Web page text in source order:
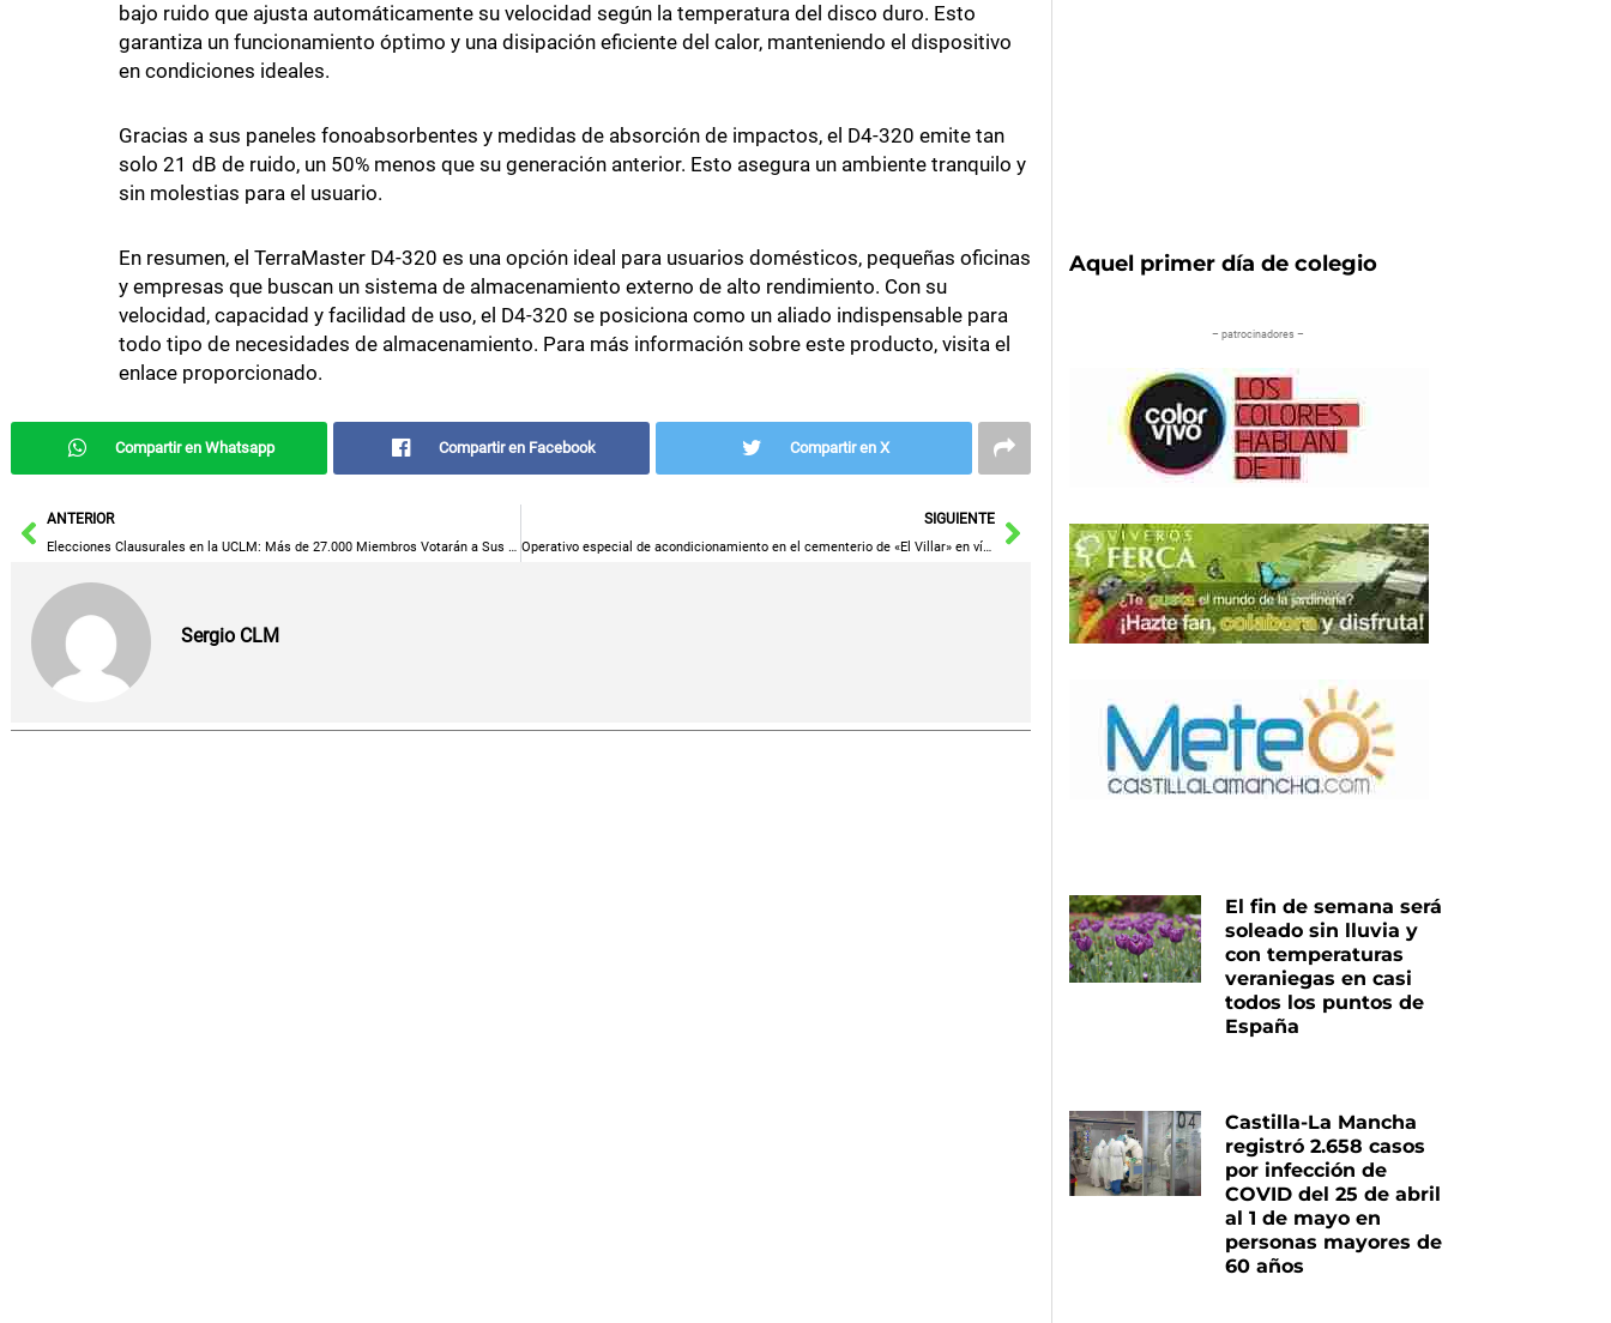
bajo ruido que ajusta automáticamente su velocidad según la temperatura del disco duro. Esto
garantiza un funcionamiento óptimo y una disipación eficiente del calor, manteniendo el dispositivo
en condiciones ideales.
Gracias a sus paneles fonoabsorbentes y medidas de absorción de impactos, el D4-320 emite tan
solo 21 dB de ruido, un 50% menos que su generación anterior. Esto asegura un ambiente tranquilo y
sin molestias para el usuario.
En resumen, el TerraMaster D4-320 es una opción ideal para usuarios domésticos, pequeñas oficinas
y empresas que buscan un sistema de almacenamiento externo de alto rendimiento. Con su
velocidad, capacidad y facilidad de uso, el D4-320 se posiciona como un aliado indispensable para
todo tipo de necesidades de almacenamiento. Para más información sobre este producto, visita el
enlace proporcionado.
Compartir en Whatsapp Compartir en Facebook Compartir en X
AntANTERIOR
Elecciones Clausurales en la UCLM: Más de 27.000 Miembros Votarán a Sus Nuevos Representantes
SIGUIENTE
Operativo especial de acondicionamiento en el cementerio de «El Villar» en vísperas del Día del Padre
Siguiente
Sergio CLM
Aquel primer día de colegio
– patrocinadores –
El fin de semana será
soleado sin lluvia y
con temperaturas
veraniegas en casi
todos los puntos de
España
Castilla-La Mancha
registró 2.658 casos
por infección de
COVID del 25 de abril
al 1 de mayo en
personas mayores de
60 años